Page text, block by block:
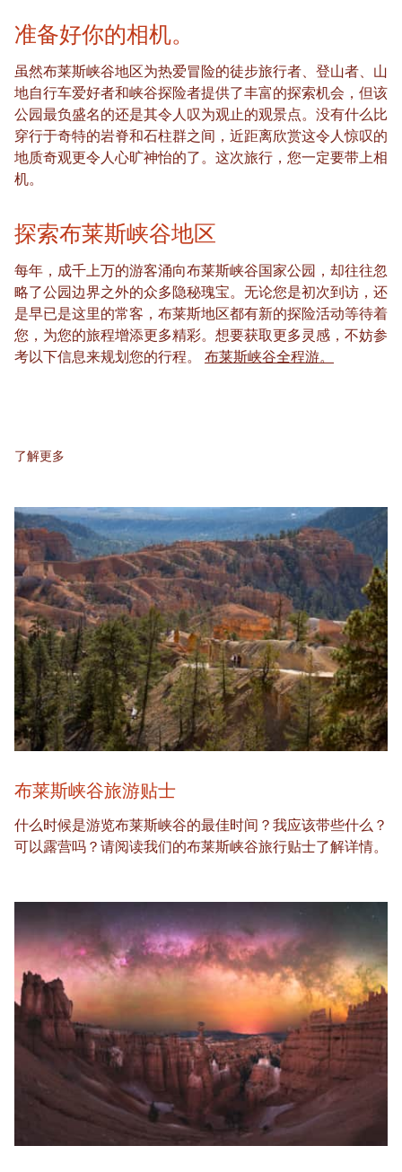
准备好你的相机。
虽然布莱斯峡谷地区为热爱冒险的徒步旅行者、登山者、山
地自行车爱好者和峡谷探险者提供了丰富的探索机会，但该
公园最负盛名的还是其令人叹为观止的观景点。没有什么比
穿行于奇特的岩脊和石柱群之间，近距离欣赏这令人惊叹的
地质奇观更令人心旷神怡的了。这次旅行，您一定要带上相
机。
探索布莱斯峡谷地区
每年，成千上万的游客涌向布莱斯峡谷国家公园，却往往忽
略了公园边界之外的众多隐秘瑰宝。无论您是初次到访，还
是早已是这里的常客，布莱斯地区都有新的探险活动等待着
您，为您的旅程增添更多精彩。想要获取更多灵感，不妨参
考以下信息来规划您的行程。 布莱斯峡谷全程游。
了解更多
布莱斯峡谷旅游贴士
什么时候是游览布莱斯峡谷的最佳时间？我应该带些什么？
可以露营吗？请阅读我们的布莱斯峡谷旅行贴士了解详情。